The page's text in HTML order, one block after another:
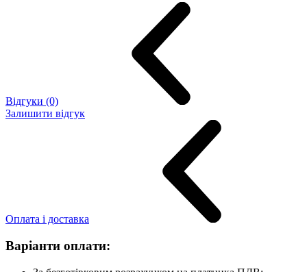
Відгуки (0)
Залишити відгук
Оплата і доставка
Варіанти оплати: